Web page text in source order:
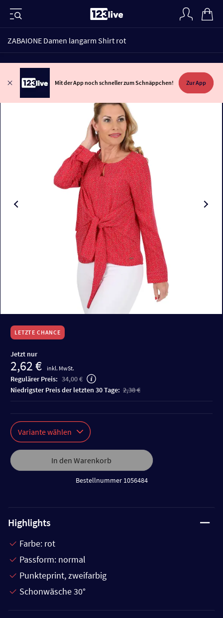
ZABAIONE Damen langarm Shirt rot
Mit der App noch schneller zum Schnäppchen! Zur App
LETZTE CHANCE
Jetzt nur
2,62 € inkl. MwSt.
Regulärer Preis: 34,00 €
niedrigster Preis der letzten 30 Tage: 2,38 €
Variante wählen
In den Warenkorb
Bestellnummer 1056484
Highlights
Farbe: rot
Passform: normal
Punkteprint, zweifarbig
Schonwäsche 30°